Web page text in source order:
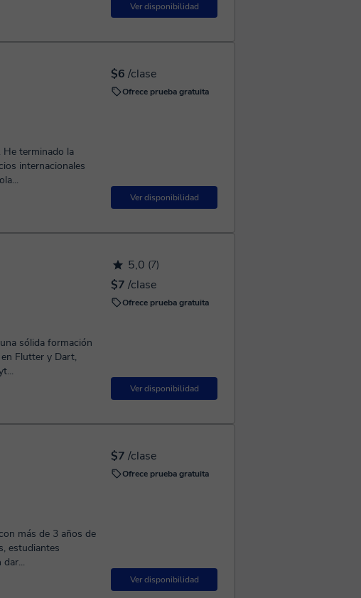
Ver disponibilidad
$6 /clase
Ofrece prueba gratuita
Ver disponibilidad
He terminado la
internacionales
5,0 (7)
$7 /clase
Ofrece prueba gratuita
Ver disponibilidad
sólida formación
Flutter y Dart,
$7 /clase
Ofrece prueba gratuita
Ver disponibilidad
más de 3 años de
estudiantes
dar...